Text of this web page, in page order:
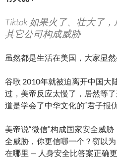
Tiktok 如果火了、壮大了
其它公司构成威胁
虽然都是生活在美国，大家显
谷歌 2010年就被迫离开中国大
过，美帝反应太慢了，居然等
道是学会了中华文化的“君子报
美帝说“微信”构成国家安全威
全威胁，你更信哪一个？窃以
在哪里 — 人身安全比答案正确更